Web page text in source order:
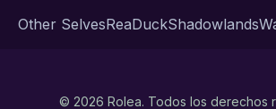
Other SelvesReaDuckShadowlands
© 2026 Rolea. Todos los derechos